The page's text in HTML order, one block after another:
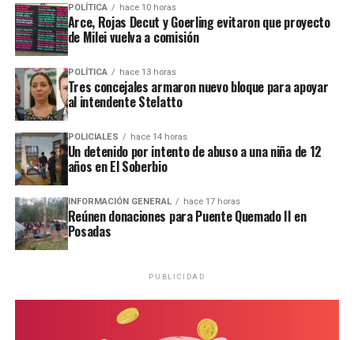
comisaría local, aunque hasta el momento no se conocieron
mayores novedades.
POLÍTICA hace 10 horas
Arce, Rojas Decut y Goerling evitaron que proyecto
de Milei vuelva a comisión
POLÍTICA hace 13 horas
Tres concejales armaron nuevo bloque para apoyar
al intendente Stelatto
POLICIALES hace 14 horas
Un detenido por intento de abuso a una niña de 12
años en El Soberbio
INFORMACIÓN GENERAL hace 17 horas
Reúnen donaciones para Puente Quemado II en
Posadas
PUBLICIDAD